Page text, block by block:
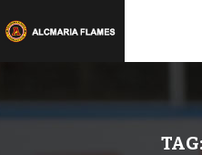
WEBSHOP